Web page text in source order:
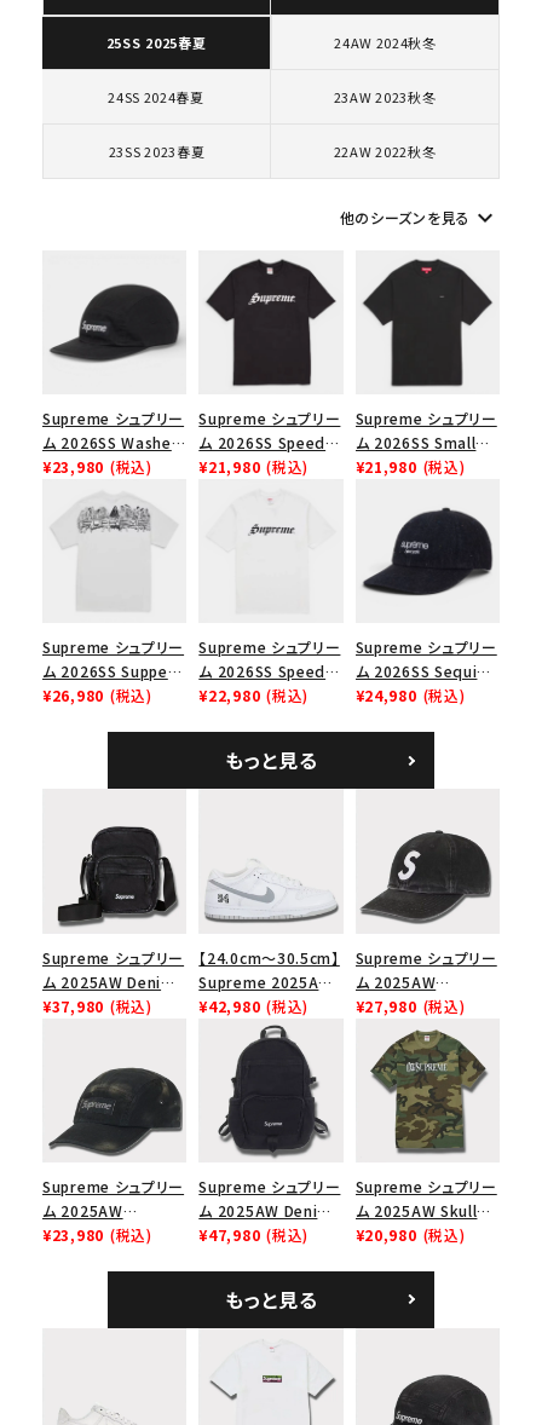
search
人気ワード 2026SS
Tシャツ・ロングスリーブ
カテゴリーから探す
シーズンから探す
価格から探す
円 ～
25SS 2025春夏 24AW 2024秋冬
24SS 2024春夏 23AW 2023秋冬
23SS 2023春夏 22AW 2022秋冬
他のシーズンを見る keyboard_arrow_down
Supreme シュプリー
ム 2026SS Washed
Chino Twill Camp
Cap ウォッシュド チ
ノツイル キャンプキャ
ップ ブラック
¥23,980 (税込)
Supreme シュプリー
ム 2026SS Speed
Tee スピードTシャツ
¥21,980 (税込)
Supreme シュプリー
ム 2026SS Small
Box Tee スモールボ
¥21,980 (税込)
Supreme シュプリー
ム 2026SS Supper
Tee サパーTシャツ
¥26,980 (税込)
Supreme シュプリー
ム 2026SS Speed
Tee スピードTシャツ
¥22,980 (税込)
Supreme シュプリー
ム 2026SS Sequin
Denim Classic
シックロゴ 6パネルキ
ャップ ブラック
¥24,980 (税込)
もっと見る
Supreme シュプリー
ム 2025AW Denim
Shoulder Bag デニ
¥37,980 (税込)
【24.0cm～30.5cm】
Supreme 2025AW
Nike SB Dunk Low
ナイキ SB ダンク ロ
ー スニーカー ホワイ
¥42,980 (税込)
Supreme シュプリー
ム 2025AW
Pigment Coated
2-Tone S Logo 6-
Panel Cap ピグメン
トコーテッド 2トーン
エスロゴ 6パネルキャ
ップ ブラック
¥27,980 (税込)
Supreme シュプリー
ム 2025AW
Overdyed Camp
¥23,980 (税込)
Supreme シュプリー
ム 2025AW Denim
Backpack デニム バ
¥47,980 (税込)
Supreme シュプリー
ム 2025AW Skull
Tee スカル Tシャ
¥20,980 (税込)
もっと見る